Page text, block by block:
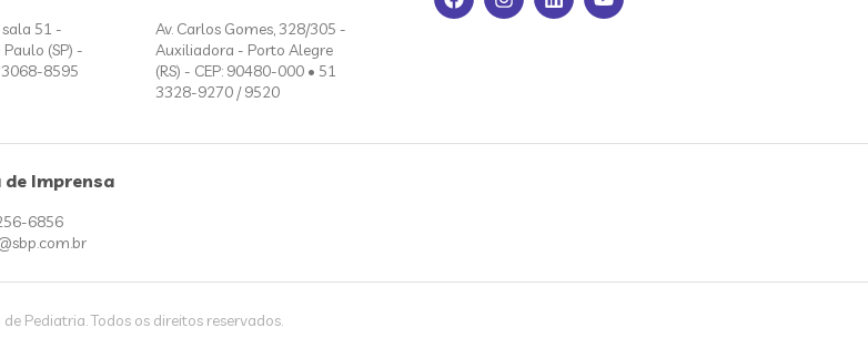
51 -
(SP) -
3068-8595
Av. Carlos Gomes, 328/305 -
Auxiliadora - Porto Alegre
(RS) - CEP: 90480-000 • 51
3328-9270 / 9520
Imprensa
6856
Pediatria. Todos os direitos reservados.